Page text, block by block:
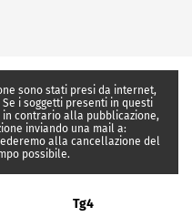
sono stati presi da internet,
i soggetti presenti in questi
contrario alla pubblicazione,
inviando una mail a:
alla cancellazione del
possibile.
Tg4